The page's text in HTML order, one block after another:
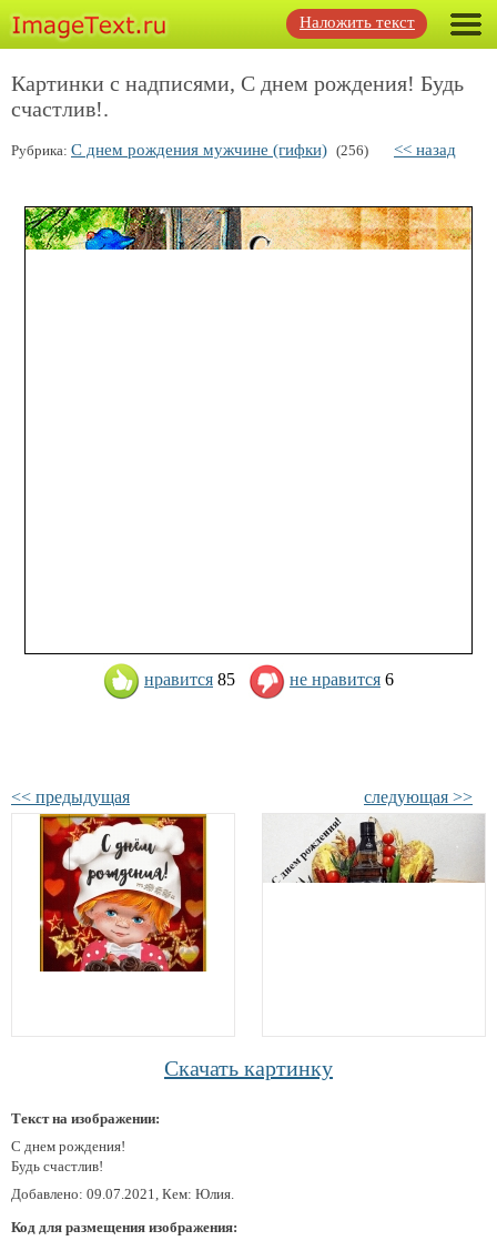
Наложить текст
Картинки с надписями, С днем рождения! Будь
счастлив!.
Рубрика: С днем рождения мужчине (гифки) (256) << назад
нравится 85 не нравится 6
<< предыдущая следующая >>
Скачать картинку
Текст на изображении:
С днем рождения!
Будь счастлив!
Добавлено: 09.07.2021, Кем: Юлия.
Код для размещения изображения: